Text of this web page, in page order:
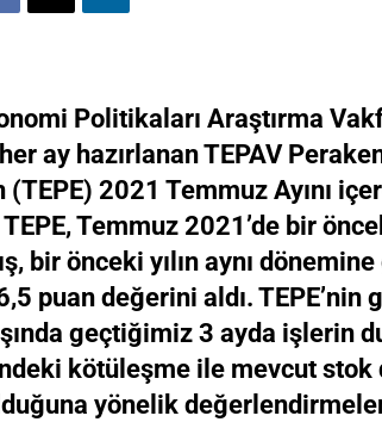
Politikaları Araştırma
ay hazırlanan TEPAV
(TEPE) 2021 Temmuz Ayını
TEPE, Temmuz 2021’de bir
bir önceki yılın aynı
puan değerini aldı. TEPE’nin
geçtiğimiz 3 ayda işlerin
kötüleşme ile mevcut stok
yönelik